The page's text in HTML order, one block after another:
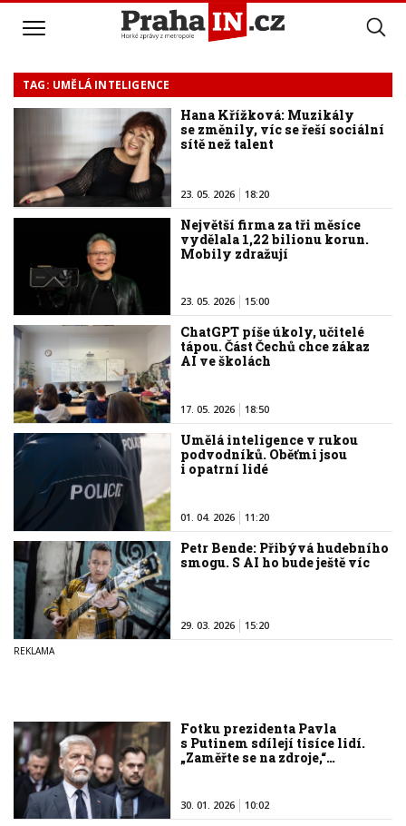
TAG: UMĚLÁ INTELIGENCE
Hana Křížková: Muzikály
se změnily, víc se řeší sociální
sítě než talent
23. 05. 2026 18:20
Největší firma za tři měsíce
vydělala 1,22 bilionu korun.
Mobily zdražují
23. 05. 2026 15:00
ChatGPT píše úkoly, učitelé
tápou. Část Čechů chce zákaz
AI ve školách
17. 05. 2026 18:50
Umělá inteligence v rukou
podvodníků. Oběťmi jsou
i opatrní lidé
01. 04. 2026 11:20
Petr Bende: Přibývá hudebního
smogu. S AI ho bude ještě víc
29. 03. 2026 15:20
Fotku prezidenta Pavla
s Putinem sdílejí tisíce lidí.
„Zaměřte se na zdroje,“…
30. 01. 2026 10:02